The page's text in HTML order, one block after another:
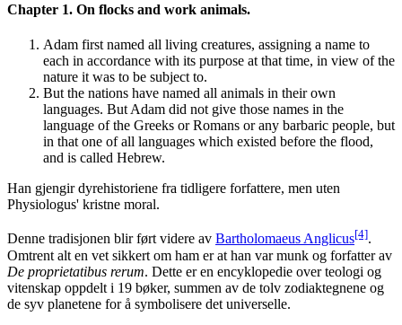
Chapter 1. On flocks and work animals.
Adam first named all living creatures, assigning a name to
each in accordance with its purpose at that time, in view of the
nature it was to be subject to.
But the nations have named all animals in their own
languages. But Adam did not give those names in the
language of the Greeks or Romans or any barbaric people, but
in that one of all languages which existed before the flood,
and is called Hebrew.
Han gjengir dyrehistoriene fra tidligere forfattere, men uten
Physiologus' kristne moral.
Denne tradisjonen blir ført videre av Bartholomaeus Anglicus[4].
Omtrent alt en vet sikkert om ham er at han var munk og forfatter av
De proprietatibus rerum. Dette er en encyklopedie over teologi og
vitenskap oppdelt i 19 bøker, summen av de tolv zodiaktegnene og
de syv planetene for å symbolisere det universelle.